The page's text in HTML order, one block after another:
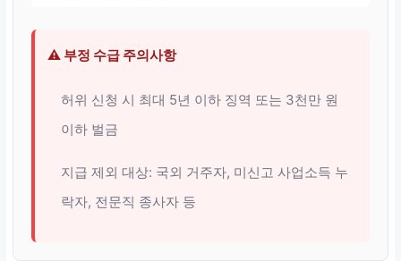
⚠️ 부정 수급 주의사항
허위 신청 시 최대 5년 이하 징역 또는 3천만 원
이하 벌금
지급 제외 대상: 국외 거주자, 미신고 사업소득 누
락자, 전문직 종사자 등